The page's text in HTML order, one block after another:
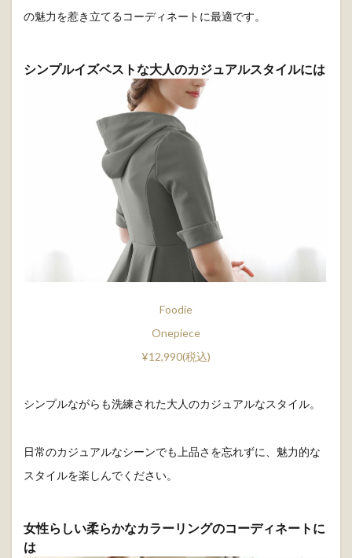
の魅力を惹き立てるコーディネートに最適です。
シンプルイズベストな大人のカジュアルスタイルには
Foodie
Onepiece
¥12,990(税込)
シンプルながらも洗練された大人のカジュアルなスタイル。
日常のカジュアルなシーンでも上品さを忘れずに、魅力的な
スタイルを楽しんでください。
女性らしい柔らかなカラーリングのコーディネートに
は